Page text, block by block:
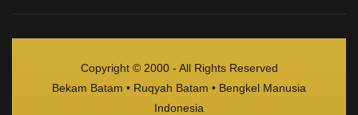
Copyright © 2000 - All Rights Reserved
Bekam Batam • Ruqyah Batam • Bengkel Manusia
Indonesia